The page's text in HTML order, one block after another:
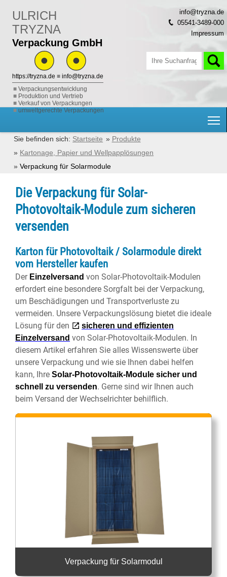
ULRICH
TRYZNA
Verpackung GmbH
https://tryzna.de ■ info@tryzna.de
Verpackungsentwicklung
Produktion und Vertrieb
Verkauf von Verpackungen
umweltgerechte Verpackungen
info@tryzna.de
05541-3489-000
Impressum
Startseite
Produkte
Kartonage, Papier und Wellpapplösungen
Verpackung für Solarmodule
Die Verpackung für Solar-
Photovoltaik-Module zum sicheren
versenden
Karton für Photovoltaik / Solarmodule direkt
vom Hersteller kaufen
Der Einzelversand von Solar-Photovoltaik-Modulen
erfordert eine besondere Sorgfalt bei der Verpackung,
um Beschädigungen und Transportverluste zu
vermeiden. Unsere Verpackungslösung bietet die ideale
Lösung für den
sicheren und effizienten
Einzelversand von Solar-Photovoltaik-Modulen. In
diesem Artikel erfahren Sie alles Wissenswerte über
unsere Verpackung und wie sie Ihnen dabei helfen
kann, Ihre Solar-Photovoltaik-Module sicher und
schnell zu versenden. Gerne sind wir Ihnen auch
beim Versand der Wechselrichter behilflich.
Verpackung für Solarmodul